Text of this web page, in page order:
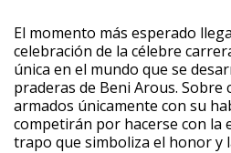
El momento más esperado
celebración de la célebre
única en el mundo que se
praderas de Beni Arous. Sobre
armados únicamente con su
competirán por hacerse con la
trapo que simboliza el honor y